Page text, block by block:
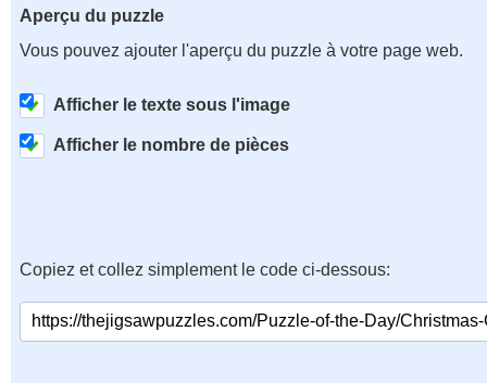
Aperçu du puzzle
Vous pouvez ajouter l'aperçu du puzzle à votre page web.
Afficher le texte sous l'image
Afficher le nombre de pièces
Copiez et collez simplement le code ci-dessous: